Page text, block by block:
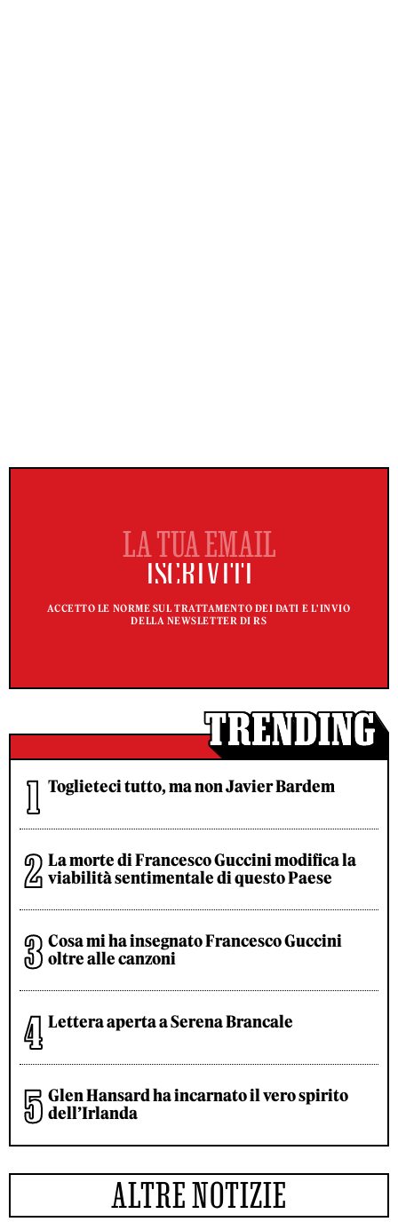
ACCETTO LE NORME SUL TRATTAMENTO DEI DATI E L'INVIO
DELLA NEWSLETTER DI RS
Toglieteci tutto, ma non Javier Bardem
La morte di Francesco Guccini modifica la
viabilità sentimentale di questo Paese
Cosa mi ha insegnato Francesco Guccini
oltre alle canzoni
Lettera aperta a Serena Brancale
Glen Hansard ha incarnato il vero spirito
dell’Irlanda
ALTRE NOTIZIE